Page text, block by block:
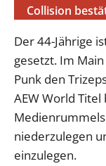
Collision
Der 44-Jährige
gesetzt. Im Main
Punk den
AEW World
niederzulegen
einzulegen.